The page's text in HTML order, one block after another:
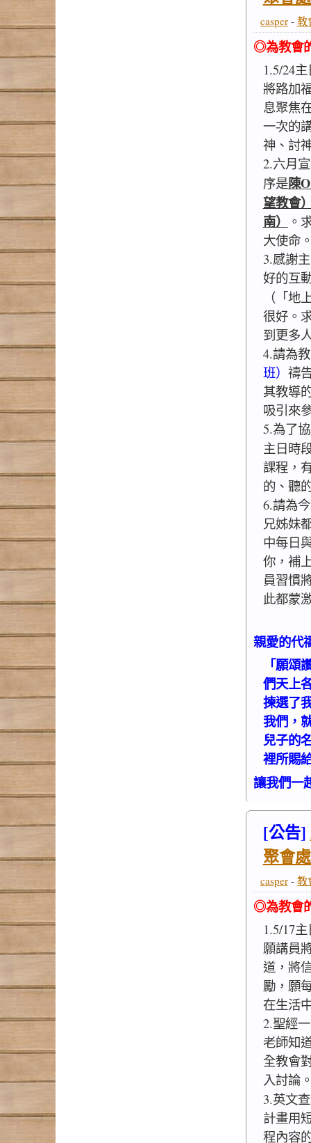
casper- 教
◎為教會
1.5/24
將路加
息聚焦
一次的
神、討
2.六月
序是陳
望教會
南）
。
大使命
3.感謝
好的互
（「地
很好。
到更多
4.請為
班） 禱
其教導
吸引來
5.為了
主日時
課程，
的、聽
6.請為
兄姊妹
中每日
你，補
員習慣
此都蒙
親愛的代
「願
們天上
揀選了
我們，
兒子的
裡所賜
讓我們一
[公告]
聚會
casper- 教
◎為教會
1.5/17
願講員
道，將
勵，願
在生活
2.聖經
老師知
全教會
入討論
3.英文
計畫用
程內容